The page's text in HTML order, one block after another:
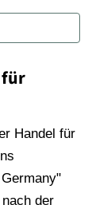
für
Handel für
der